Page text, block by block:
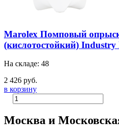
Marolex Помповый
(кислотостойкий)
На складе: 48
2 426 руб.
в корзину
Москва и